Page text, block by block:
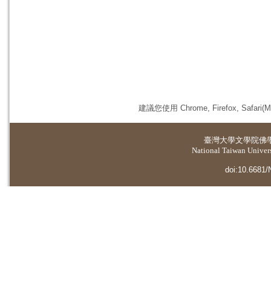
建議您使用 Chrome, Firefox,
臺灣大學文學院佛
National Taiwan
doi:10.6681/